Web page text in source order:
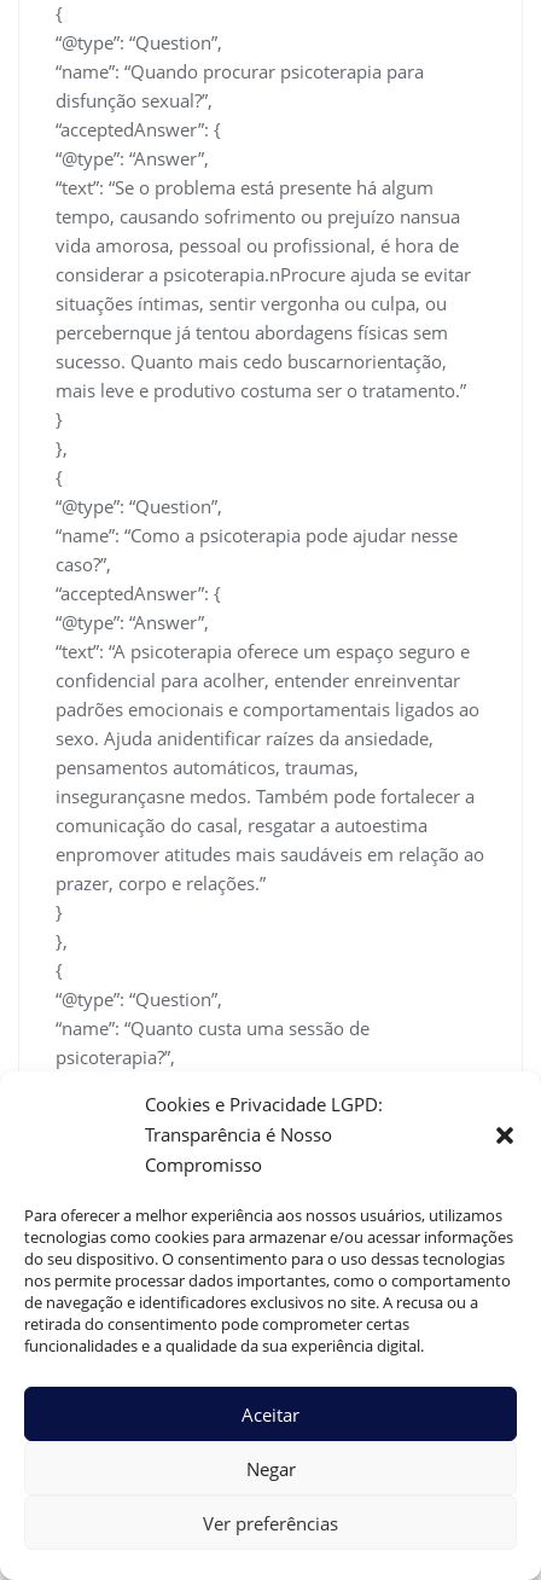
Cookies e Privacidade LGPD:
Transparência é Nosso
Compromisso
Para oferecer a melhor experiência aos nossos usuários, utilizamos
tecnologias como cookies para armazenar e/ou acessar informações
do seu dispositivo. O consentimento para o uso dessas tecnologias
nos permite processar dados importantes, como o comportamento
de navegação e identificadores exclusivos no site. A recusa ou a
retirada do consentimento pode comprometer certas
funcionalidades e a qualidade da sua experiência digital.
Aceitar
Negar
Ver preferências
{
“@type”: “Question”,
“name”: “Quando procurar psicoterapia para
disfunção sexual?”,
“acceptedAnswer”: {
“@type”: “Answer”,
“text”: “Se o problema está presente há algum
tempo, causando sofrimento ou prejuízo nansua
vida amorosa, pessoal ou profissional, é hora de
considerar a psicoterapia.nProcure ajuda se evitar
situações íntimas, sentir vergonha ou culpa, ou
percebernque já tentou abordagens físicas sem
sucesso. Quanto mais cedo buscarnorientação,
mais leve e produtivo costuma ser o tratamento.”
}
},
{
“@type”: “Question”,
“name”: “Como a psicoterapia pode ajudar nesse
caso?”,
“acceptedAnswer”: {
“@type”: “Answer”,
“text”: “A psicoterapia oferece um espaço seguro e
confidencial para acolher, entender enreinventar
padrões emocionais e comportamentais ligados ao
sexo. Ajuda anidentificar raízes da ansiedade,
pensamentos automáticos, traumas,
insegurançasne medos. Também pode fortalecer a
comunicação do casal, resgatar a autoestima
enpromover atitudes mais saudáveis em relação ao
prazer, corpo e relações.”
}
},
{
“@type”: “Question”,
“name”: “Quanto custa uma sessão de
psicoterapia?”,
“@type”: “Answer”,
“text”: “O custo pode variar bastante, dependendo
do local, formação e experiência donprofissional.
R$ 400 pornsessão, mas há serviços alternativos,
planos de saúde que cobrem parte dosnvalores ou
até atendimentos sociais com valores
diferenciados. No projeto Dr.nGuilherme Braga,
priorizamos o acesso humanizado para que a ajuda
“name”: “Onde encontrar psicólogos especializados